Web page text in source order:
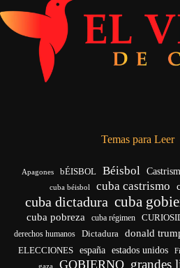
Temas para Leer
Apagones bÉISBOL Béisbol
cuba béisbol cuba castrismo
cuba dictadura cuba
cuba pobreza cuba régimen
derechos humanos Dictadura donald
ELECCIONES españa estados unidos
gaza GOBIERNO grandes